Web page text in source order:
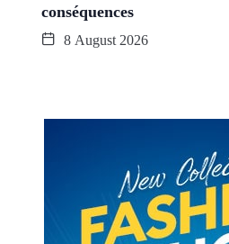
conséquences
8 August 2026